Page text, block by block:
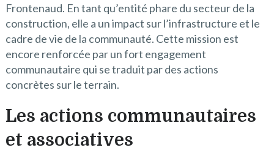
Frontenaud. En tant qu’entité phare du secteur de la
construction, elle a un impact sur l’infrastructure et le
cadre de vie de la communauté. Cette mission est
encore renforcée par un fort engagement
communautaire qui se traduit par des actions
concrètes sur le terrain.
Les actions communautaires
et associatives